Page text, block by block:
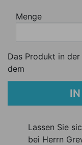
Menge
Das Produkt in
dem
Lassen Sie
bei Herrn